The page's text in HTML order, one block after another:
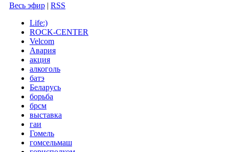
Весь эфир | RSS
Life:)
ROCK-CENTER
Velcom
Авария
акция
алкоголь
батэ
Беларусь
борьба
брсм
выставка
гаи
Гомель
гомсельмаш